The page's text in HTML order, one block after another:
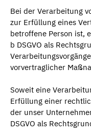
Bei der Verarbeitung
zur Erfüllung eines
betroffene Person ist,
b DSGVO als
vorvertraglicher
Soweit eine
Erfüllung einer
der unser
DSGVO als